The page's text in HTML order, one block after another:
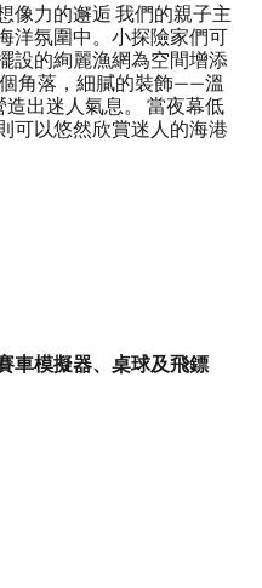
像力的邂逅 我們的親子主
洋氛圍中。小探險家們可
設的絢麗漁網為空間增添
角落，細膩的裝飾——溫
出迷人氣息。 當夜幕低
可以悠然欣賞迷人的海港
車模擬器、桌球及飛鏢